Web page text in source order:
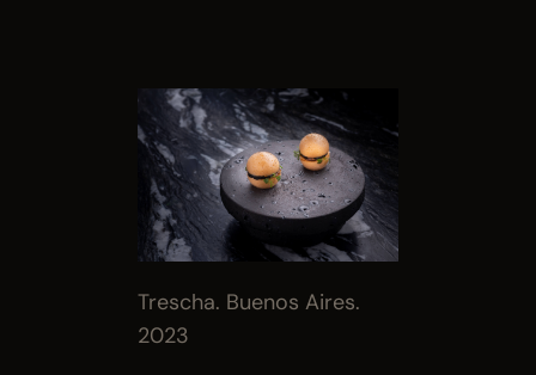
Trescha. Buenos Aires.
2023